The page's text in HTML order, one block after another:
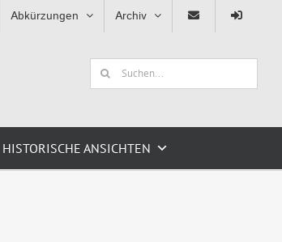
Abkürzungen Archiv
Suche
nach:
HISTORISCHE ANSICHTEN